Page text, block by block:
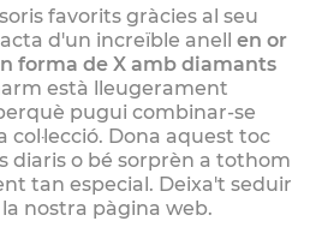
favorits gràcies al seu
d'un increïble anell en or
forma de X amb diamants
està lleugerament
pugui combinar-se
col·lecció. Dona aquest toc
diaris o bé sorprèn a tothom
tan especial. Deixa't seduir
nostra pàgina web.